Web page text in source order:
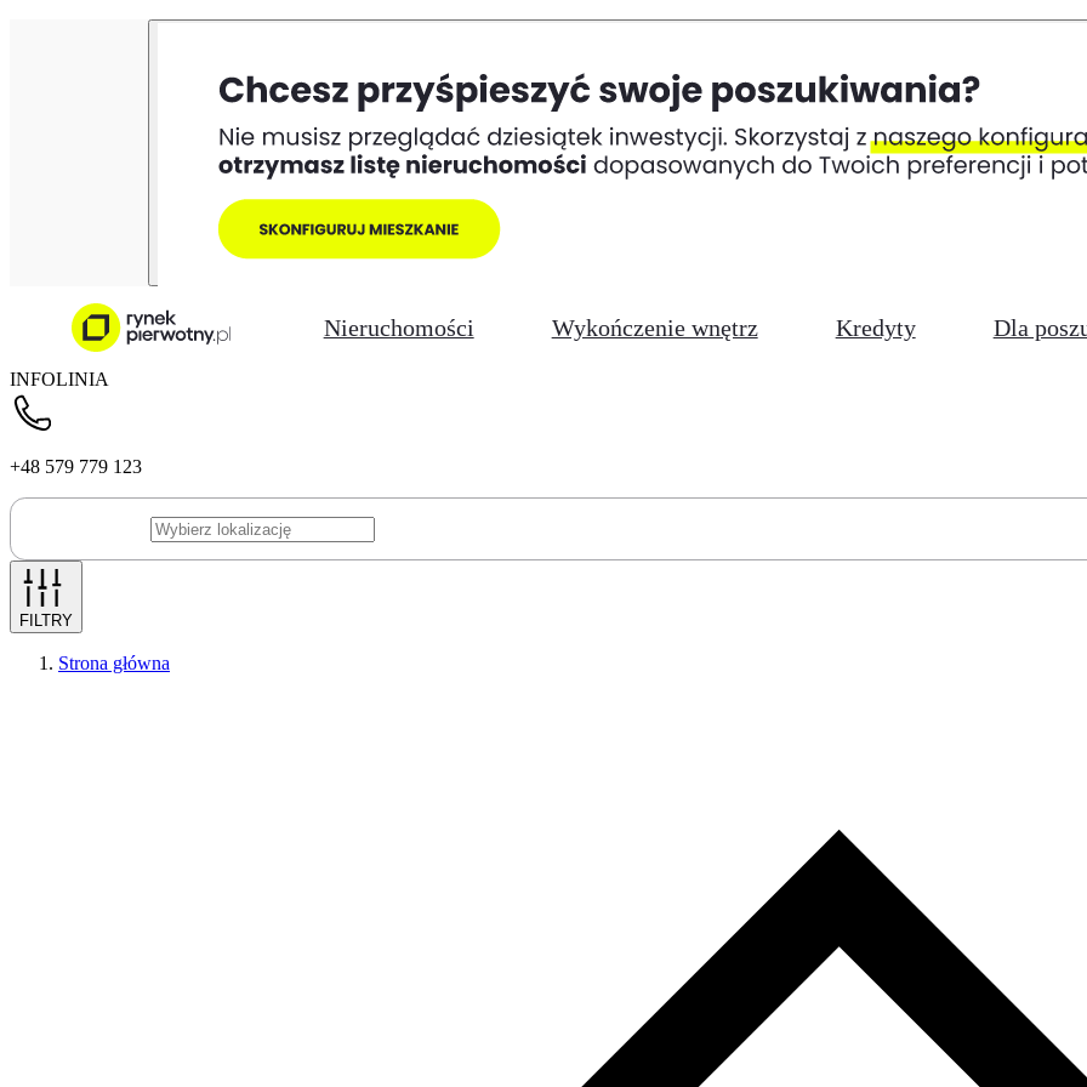
Nieruchomości Wykończenie wnętrz Kredyty Dla
INFOLINIA
+48 579 779 123
FILTRY
Strona główna